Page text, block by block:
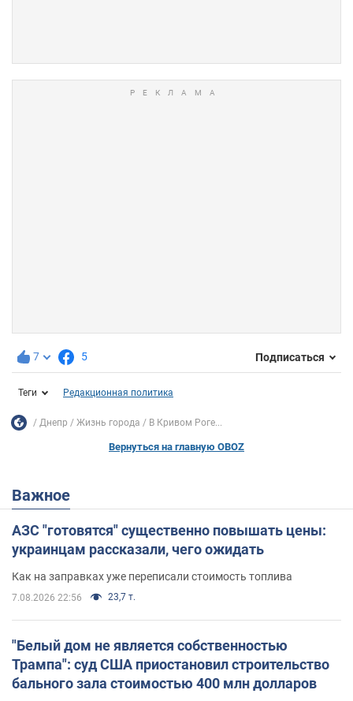
7 5 Подписаться
Теги Редакционная политика
Днепр Жизнь города В Кривом Роге...
Вернуться на главную OBOZ
Важное
АЗС "готовятся" существенно повышать цены:
украинцам рассказали, чего ожидать
Как на заправках уже переписали стоимость топлива
7.08.2026 22:56 23,7 т.
"Белый дом не является собственностью
Трампа": суд США приостановил строительство
бального зала стоимостью 400 млн долларов